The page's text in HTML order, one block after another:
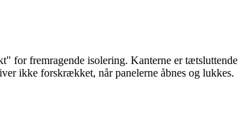
for fremragende isolering. Kanterne er
ikke forskrækket, når panelerne åbnes og lukkes.